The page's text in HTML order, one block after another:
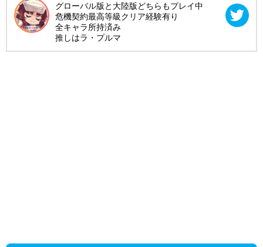
グローバル版と大陸版どちらもプレイ中
危機契約最高等級クリア経験有り
全キャラ所持済み
推しはラ・プルマ